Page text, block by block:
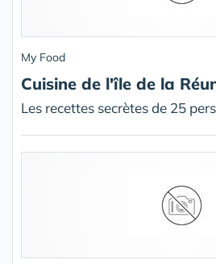
My Food
Cuisine de l'île de la
Les recettes secrètes de 25